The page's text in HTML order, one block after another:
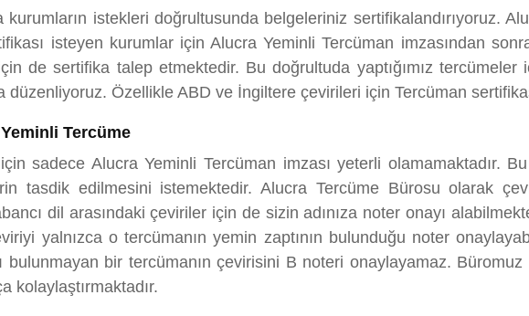
kurumların istekleri doğrultusunda belgeleriniz sertifikalandırıyoruz.
isteyen kurumlar için Alucra Yeminli Tercüman imzasından
de sertifika talep etmektedir. Bu doğrultuda yaptığımız
düzenliyoruz. Özellikle ABD ve İngiltere çevirileri için Tercüman
Tercüme
sadece Alucra Yeminli Tercüman imzası yeterli olamamaktadır.
tasdik edilmesini istemektedir. Alucra Tercüme Bürosu olarak
dil arasındaki çeviriler için de sizin adınıza noter onayı
yalnızca o tercümanın yemin zaptının bulunduğu noter
bulunmayan bir tercümanın çevirisini B noteri onaylayamaz.
kolaylaştırmaktadır.